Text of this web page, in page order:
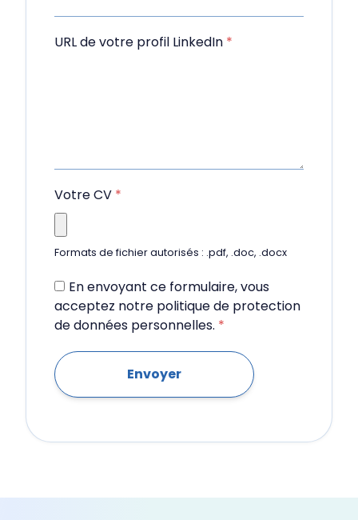
URL de votre profil LinkedIn *
Votre CV *
Formats de fichier autorisés : .pdf, .doc, .docx
En envoyant ce formulaire, vous
acceptez notre politique de protection
de données personnelles. *